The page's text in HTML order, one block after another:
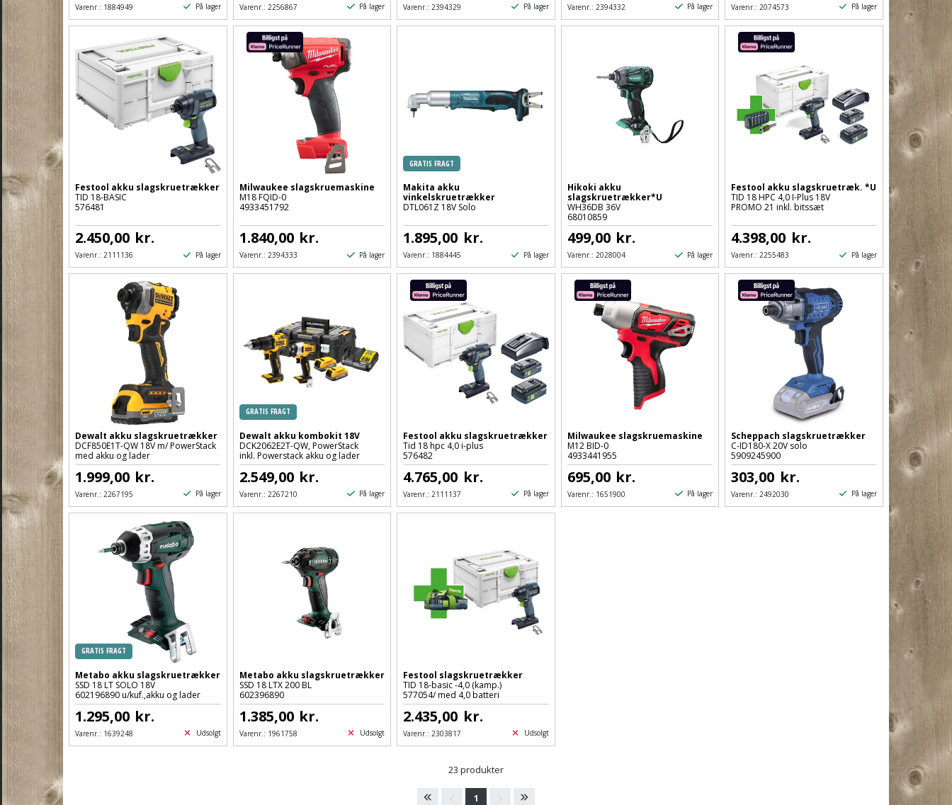
Varenr.: 1884949 På lager Varenr.: 2256867 På lager Varenr.: 2394329 På lager Varenr.: 2394332 På lager Varenr.: 2074573 På lager
Festool akku slagskruetrækker
TID 18-BASIC
576481
2.450,00 kr.
Varenr.: 2111136 På lager
Milwaukee slagskruemaskine
M18 FQID-0
4933451792
1.840,00 kr.
Varenr.: 2394333 På lager
GRATIS FRAGT
Makita akku
vinkelskruetrækker
DTL061Z 18V Solo
1.895,00 kr.
Varenr.: 1884445 På lager
Hikoki akku
slagskruetrækker*U
WH36DB 36V
68010859
499,00 kr.
Varenr.: 2028004 På lager
Festool akku slagskruetræk. *U
TID 18 HPC 4,0 I-Plus 18V
PROMO 21 inkl. bitssæt
4.398,00 kr.
Varenr.: 2255483 På lager
Dewalt akku slagskruetrækker
DCF850E1T-QW 18V m/ PowerStack
med akku og lader
1.999,00 kr.
Varenr.: 2267195 På lager
GRATIS FRAGT
Dewalt akku kombokit 18V
DCK2062E2T-QW, PowerStack
inkl. Powerstack akku og lader
2.549,00 kr.
Varenr.: 2267210 På lager
Festool akku slagskruetrækker
Tid 18 hpc 4,0 i-plus
576482
4.765,00 kr.
Varenr.: 2111137 På lager
Milwaukee slagskruemaskine
M12 BID-0
4933441955
695,00 kr.
Varenr.: 1651900 På lager
Scheppach slagskruetrækker
C-ID180-X 20V solo
5909245900
303,00 kr.
Varenr.: 2492030 På lager
GRATIS FRAGT
Metabo akku slagskruetrækker
SSD 18 LT SOLO 18V
602196890 u/kuf.,akku og lader
1.295,00 kr.
Varenr.: 1639248 Udsolgt
Metabo akku slagskruetrækker
SSD 18 LTX 200 BL
602396890
1.385,00 kr.
Varenr.: 1961758 Udsolgt
Festool slagskruetrækker
TID 18-basic -4,0 (kamp.)
577054/ med 4,0 batteri
2.435,00 kr.
Varenr.: 2303817 Udsolgt
23 produkter
1